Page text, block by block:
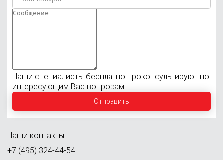
Наши специалисты бесплатно проконсультируют по
интересующим Вас вопросам.
Наши контакты
+7 (495) 324-44-54